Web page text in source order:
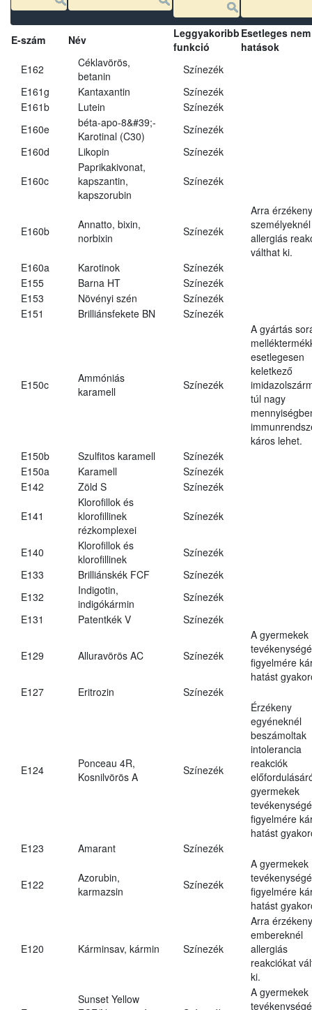
E-szám Név
Leggyakoribb
funkció
Esetleges
hatások
E162
Céklavörös,
betanin
Színezék
E161g
Kantaxantin
Színezék
E161b
Lutein
Színezék
E160e
béta-apo-8&#39;-
Karotinal (C30)
Színezék
E160d
Likopin Színezék
E160c
Paprikakivonat,
kapszantin,
kapszorubin
Színezék
E160b
Annatto, bixin,
norbixin
Színezék
Arra érzékeny
személyeknél
allergiás
válthat ki.
E160a
Karotinok
Színezék
E155
Barna HT
Színezék
E153
Növényi szén
Színezék
E151
Brilliánsfekete BN Színezék
E150c
Ammóniás
karamell
Színezék
A gyártás
esetlegesen
keletkező
túl nagy
káros lehet.
E150b
Szulfitos karamell
Színezék
E150a
Karamell
Színezék
E142
Zöld S Színezék
E141
Klorofillok és
klorofillinek
rézkomplexei
Színezék
E140
Klorofillok és
klorofillinek
Színezék
E133
Brilliánskék FCF
Színezék
E132
Indigotin,
indigókármin
Színezék
E131
Patentkék V Színezék
E129 Alluravörös AC Színezék
A gyermekek
figyelmére
hatást
E127
Eritrozin Színezék
E124
Ponceau 4R,
Kosnilvörös A
Színezék
Érzékeny
egyéneknél
beszámoltak
intolerancia
reakciók
gyermekek
figyelmére
hatást
E123
Amarant Színezék
E122
Azorubin,
karmazsin
Színezék
A gyermekek
figyelmére
hatást
E120 Kárminsav, kármin Színezék
Arra érzékeny
embereknél
allergiás
reakciókat
ki.
Sunset Yellow
A gyermekek